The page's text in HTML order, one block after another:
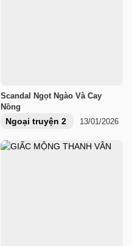
Scandal Ngọt Ngào Và Cay
Nồng
Ngoại truyện 2 13/01/2026